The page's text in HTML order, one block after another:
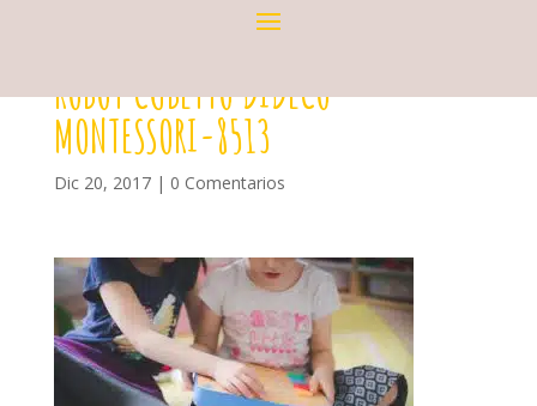
ROBOT CUBETTO DIDECO
MONTESSORI-8513
Dic 20, 2017| 0 Comentarios